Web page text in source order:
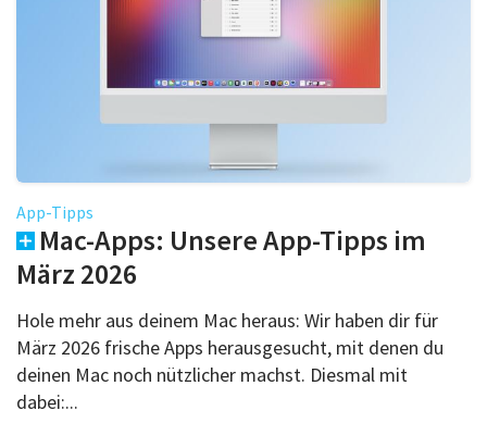
App-Tipps
Mac-Apps: Unsere App-Tipps im
März 2026
Hole mehr aus deinem Mac heraus: Wir haben dir für
März 2026 frische Apps herausgesucht, mit denen du
deinen Mac noch nützlicher machst. Diesmal mit
dabei:...